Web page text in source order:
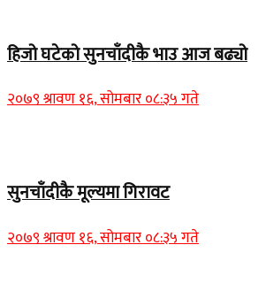
हिजो घटेको सुनचाँदीकै भाउ आज बढ्यो
२०७९ श्रावण १६, सोमबार ०८:३५ गते
सुनचाँदीकै मूल्यमा गिरावट
२०७९ श्रावण १६, सोमबार ०८:३५ गते